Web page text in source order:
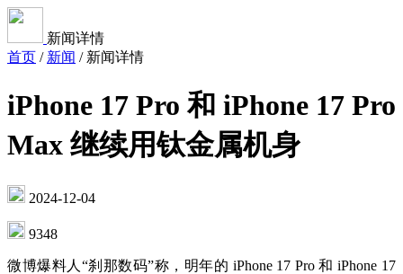
新闻详情
首页 / 新闻 / 新闻详情
iPhone 17 Pro 和 iPhone 17 Pro
Max 继续用钛金属机身
2024-12-04
9348
微博爆料人“刹那数码”称，明年的 iPhone 17 Pro 和 iPhone 17